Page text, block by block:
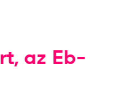
az Eb-